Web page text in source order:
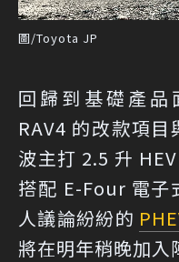
圖/Toyota JP
回歸到基礎產
RAV4 的改款項
波主打 2.5 升 HEV
搭配 E-Four 電子
人議論紛紛的
將在明年稍晚加入